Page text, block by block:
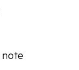
note